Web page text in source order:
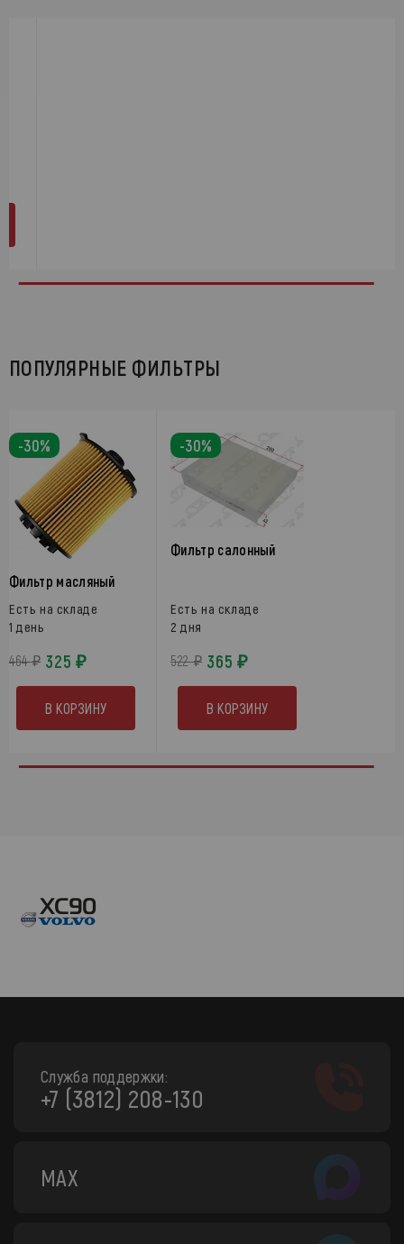
ПОПУЛЯРНЫЕ ФИЛЬТРЫ
-30%
Фильтр масляный
Есть на складе
1 день
464 ₽ 325 ₽
В КОРЗИНУ
-30%
Фильтр салонный
Есть на складе
2 дня
522 ₽ 365 ₽
В КОРЗИНУ
Служба поддержки:
+7 (3812) 208-130
MAX